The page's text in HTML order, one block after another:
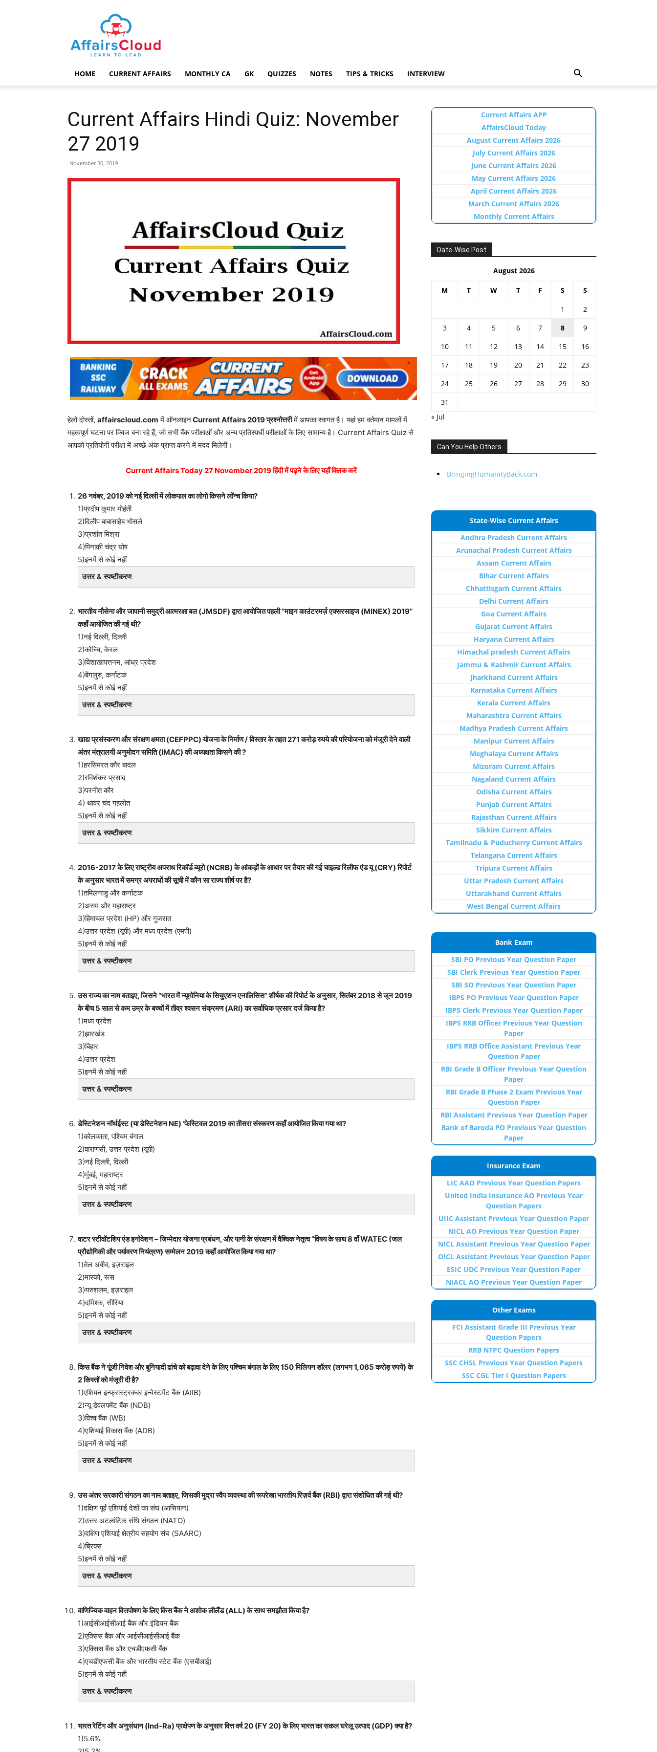
AffairsCloud.com
HOME CURRENT AFFAIRS MONTHLY CA GK QUIZZES NOTES TIPS & TRICKS INTERVIEW
Current Affairs Hindi Quiz: November
27 2019
November 30, 2019
हेलो दोस्तों, affairscloud.com में ऑनलाइनCurrent Affairs 2019 प्रश्नोत्तरीमें आपका स्वागत है। यहां हम वर्तमान मामलों में
महत्वपूर्ण घटना पर क्विज बना रहे हैं, जो सभी बैंक परीक्षाओं और अन्य प्रतिस्पर्धी परीक्षाओं के लिए सामान्य है। Current Affairs Quiz से
आपको प्रतियोगी परीक्षा में अच्छे अंक प्राप्त करने में मदद मिलेगी।
Current Affairs Today 27 November 2019 हिंदी में पढ़ने के लिए यहाँ क्लिक करें
26 नवंबर, 2019 को नई दिल्ली में लोकपाल का लोगो किसने लॉन्च किया?
1)प्रदीप कुमार मोहंती
2)दिलीप बाबासाहेब भोसले
3)प्रशांत मिश्रा
4)पिनाकी चंद्र घोष
5)इनमें से कोई नहीं
उत्तर & स्पष्टीकरण
भारतीय नौसेना और जापानी समुद्री आत्मरक्षा बल (JMSDF) द्वारा आयोजित पहली “माइन काउंटरमर्ज़ एक्सरसाइज (MINEX) 2019”
कहाँ आयोजित की गई थी?
1)नई दिल्ली, दिल्ली
2)कोच्चि, केरल
3)विशाखापत्तनम, आंध्र प्रदेश
4)बेंगलुरु, कर्नाटक
5)इनमें से कोई नहीं
उत्तर & स्पष्टीकरण
खाद्य प्रसंस्करण और संरक्षण क्षमता (CEFPPC) योजना के निर्माण / विस्तार के तहत 271 करोड़ रुपये की परियोजना को मंजूरी देने वाली
अंतर मंत्रालयी अनुमोदन समिति (IMAC) की अध्यक्षता किसने की ?
1)हरसिमरत कौर बादल
2)रविशंकर प्रसाद
3)परनीत कौर
4) थावर चंद गहलोत
5)इनमें से कोई नहीं
उत्तर & स्पष्टीकरण
2016-2017 के लिए राष्ट्रीय अपराध रिकॉर्ड ब्यूरो (NCRB) के आंकड़ों के आधार पर तैयार की गई चाइल्ड रिलीफ एंड यू (CRY) रिपोर्ट
के अनुसार भारत में समग्र अपराधों की सूची में कौन सा राज्य शीर्ष पर है?
1)तमिलनाडु और कर्नाटक
2)असम और महाराष्ट्र
3)हिमाचल प्रदेश (HP) और गुजरात
4)उत्तर प्रदेश (यूपी) और मध्य प्रदेश (एमपी)
5)इनमें से कोई नहीं
उत्तर & स्पष्टीकरण
उस राज्य का नाम बताइए, जिसने “भारत में न्यूमोनिया के सिचुएशन एनालिसिस” शीर्षक की रिपोर्ट के अनुसार, सितंबर 2018 से जून 2019
के बीच 5 साल से कम उम्र के बच्चों में तीव्र श्वसन संक्रमण (ARI) का सर्वाधिक प्रसार दर्ज किया है?
1)मध्य प्रदेश
2)झारखंड
3)बिहार
4)उत्तर प्रदेश
5)इनमें से कोई नहीं
उत्तर & स्पष्टीकरण
डेस्टिनेशन नॉर्थईस्ट (या डेस्टिनेशन NE) ’फेस्टिवल 2019 का तीसरा संस्करण कहाँ आयोजित किया गया था?
1)कोलकाता, पश्चिम बंगाल
2)वाराणसी, उत्तर प्रदेश (यूपी)
3)नई दिल्ली, दिल्ली
4)मुंबई, महाराष्ट्र
5)इनमें से कोई नहीं
उत्तर & स्पष्टीकरण
वाटर स्टीवॉटशिप एंड इनोवेशन – जिम्मेदार योजना प्रबंधन, और पानी के संरक्षण में वैश्विक नेतृत्व ”विषय के साथ 8 वाँ WATEC (जल
प्रौद्योगिकी और पर्यावरण नियंत्रण) सम्मेलन 2019 कहाँ आयोजित किया गया था?
1)तेल अवीव, इज़राइल
2)मास्को, रूस
3)यरुशलम, इज़राइल
4)दमिश्क, सीरिया
5)इनमें से कोई नहीं
उत्तर & स्पष्टीकरण
किस बैंक ने पूंजी निवेश और बुनियादी ढांचे को बढ़ावा देने के लिए पश्चिम बंगाल के लिए 150 मिलियन डॉलर (लगभग 1,065 करोड़ रुपये) के
2 किस्तों को मंजूरी दी है?
1)एशियन इन्फ्रास्ट्रक्चर इन्वेस्टमेंट बैंक (AIIB)
2)न्यू डेवलपमेंट बैंक (NDB)
3)विश्व बैंक (WB)
4)एशियाई विकास बैंक (ADB)
5)इनमें से कोई नहीं
उत्तर & स्पष्टीकरण
उस अंतर सरकारी संगठन का नाम बताइए, जिसकी मुद्रा स्वैप व्यवस्था की रूपरेखा भारतीय रिज़र्व बैंक (RBI) द्वारा संशोधित की गई थी?
1)दक्षिण पूर्व एशियाई देशों का संघ (आसियान)
2)उत्तर अटलांटिक संधि संगठन (NATO)
3)दक्षिण एशियाई क्षेत्रीय सहयोग संघ (SAARC)
4)ब्रिक्स
5)इनमें से कोई नहीं
उत्तर & स्पष्टीकरण
वाणिज्यिक वाहन वित्तपोषण के लिए किस बैंक ने अशोक लीलैंड (ALL) के साथ समझौता किया है?
1)आईसीआईसीआई बैंक और इंडियन बैंक
2)एक्सिस बैंक और आईसीआईसीआई बैंक
3)एक्सिस बैंक और एचडीएफसी बैंक
4)एचडीएफसी बैंक और भारतीय स्टेट बैंक (एसबीआई)
5)इनमें से कोई नहीं
उत्तर & स्पष्टीकरण
भारत रेटिंग और अनुसंधान (Ind-Ra) प्रक्षेपण के अनुसार वित्त वर्ष 20 (FY 20) के लिए भारत का सकल घरेलू उत्पाद (GDP) क्या है?
1)5.6%
Current Affairs APP
AffairsCloud Today
August Current Affairs 2026
July Current Affairs 2026
June Current Affairs 2026
May Current Affairs 2026
April Current Affairs 2026
March Current Affairs 2026
Monthly Current Affairs
Date-Wise Post
August 2026
M T W T F S S
1
2
3
4 5 6 7 8
9
10
11 12 13 14 15
16
17
18 19 20 21 22
23
24
25 26 27 28 29
30
31
« Jul
Can You Help Others
BringingHumanityBack.com
State-Wise Current Affairs
Andhra Pradesh Current Affairs
Arunachal Pradesh Current Affairs
Assam Current Affairs
Bihar Current Affairs
Chhattisgarh Current Affairs
Delhi Current Affairs
Goa Current Affairs
Gujarat Current Affairs
Haryana Current Affairs
Himachal pradesh Current Affairs
Jammu & Kashmir Current Affairs
Jharkhand Current Affairs
Karnataka Current Affairs
Kerala Current Affairs
Maharashtra Current Affairs
Madhya Pradesh Current Affairs
Manipur Current Affairs
Meghalaya Current Affairs
Mizoram Current Affairs
Nagaland Current Affairs
Odisha Current Affairs
Punjab Current Affairs
Rajasthan Current Affairs
Sikkim Current Affairs
Tamilnadu & Puducherry Current Affairs
Telangana Current Affairs
Tripura Current Affairs
Uttar Pradesh Current Affairs
Uttarakhand Current Affairs
West Bengal Current Affairs
Bank Exam
SBI PO Previous Year Question Paper
SBI Clerk Previous Year Question Paper
SBI SO Previous Year Question Paper
IBPS PO Previous Year Question Paper
IBPS Clerk Previous Year Question Paper
IBPS RRB Officer Previous Year Question
Paper
IBPS RRB Office Assistant Previous Year
Question Paper
RBI Grade B Officer Previous Year Question
Paper
RBI Grade B Phase 2 Exam Previous Year
Question Paper
RBI Assistant Previous Year Question Paper
Bank of Baroda PO Previous Year Question
Paper
Insurance Exam
LIC AAO Previous Year Question Papers
United India Insurance AO Previous Year
Question Papers
UIIC Assistant Previous Year Question Paper
NICL AO Previous Year Question Paper
NICL Assistant Previous Year Question Paper
OICL Assistant Previous Year Question Paper
ESIC UDC Previous Year Question Paper
NIACL AO Previous Year Question Paper
Other Exams
FCI Assistant Grade III Previous Year
Question Papers
RRB NTPC Question Papers
SSC CHSL Previous Year Question Papers
SSC CGL Tier I Question Papers